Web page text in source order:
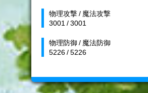
物理攻撃 / 魔法攻撃
3001 / 3001
物理防御 / 魔法防御
5226 / 5226